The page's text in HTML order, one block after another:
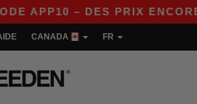
– DES PRIX ENCORE
CANADA FR